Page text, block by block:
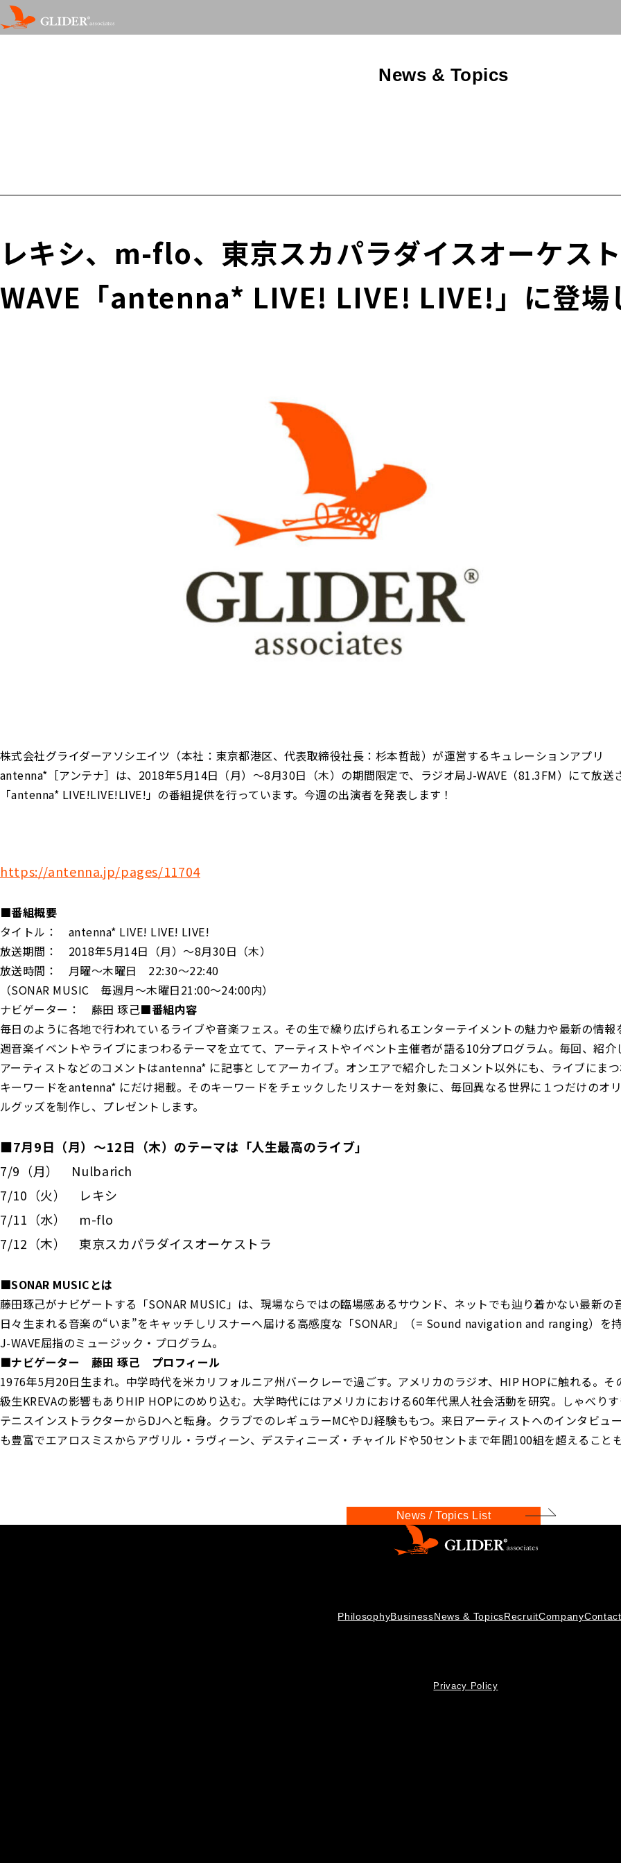
News & Topics
レキシ、m-flo、東京スカパラダイスオーケ
WAVE「antenna* LIVE! LIVE! LIVE!」に登場
株式会社グライダーアソシエイツ（本社：東京都港区、代表取締役社長：杉本哲哉）が運営するキュレーションアプリ
antenna*［アンテナ］は、2018年5月14日（月）〜8月30日（木）の期間限定で、ラジオ局J-WAVE（81.3FM）にて放送
「antenna* LIVE!LIVE!LIVE!」の番組提供を行っています。今週の出演者を発表します！
https://antenna.jp/pages/11704
■番組概要
タイトル： antenna* LIVE! LIVE! LIVE!
放送期間： 2018年5月14日（月）〜8月30日（木）
放送時間： 月曜〜木曜日 22:30〜22:40
（SONAR MUSIC 毎週月～木曜日21:00～24:00内）
ナビゲーター： 藤田 琢己■番組内容
毎日のように各地で行われているライブや音楽フェス。その生で繰り広げられるエンターテイメントの魅力や最新の情報
週音楽イベントやライブにまつわるテーマを立てて、アーティストやイベント主催者が語る10分プログラム。毎回、紹介
アーティストなどのコメントはantenna* に記事としてアーカイブ。オンエアで紹介したコメント以外にも、ライブにま
キーワードをantenna* にだけ掲載。そのキーワードをチェックしたリスナーを対象に、毎回異なる世界に１つだけのオ
ルグッズを制作し、プレゼントします。
■7月9日（月）〜12日（木）のテーマは「人生最高のライブ」
7/9（月） Nulbarich
7/10（火） レキシ
7/11（水） m-flo
7/12（木） 東京スカパラダイスオーケストラ
■SONAR MUSICとは
藤田琢己がナビゲートする「SONAR MUSIC」は、現場ならではの臨場感あるサウンド、ネットでも辿り着かない最新の
日々生まれる音楽の“いま”をキャッチしリスナーへ届ける高感度な「SONAR」（= Sound navigation and ranging）を
J-WAVE屈指のミュージック・プログラム。
■ナビゲーター 藤田 琢己 プロフィール
1976年5月20日生まれ。中学時代を米カリフォルニア州バークレーで過ごす。アメリカのラジオ、HIP HOPに触れる。そ
級生KREVAの影響もありHIP HOPにのめり込む。大学時代にはアメリカにおける60年代黒人社会活動を研究。しゃべり
テニスインストラクターからDJへと転身。クラブでのレギュラーMCやDJ経験ももつ。来日アーティストへのインタビュ
も豊富でエアロスミスからアヴリル・ラヴィーン、デスティニーズ・チャイルドや50セントまで年間100組を超えること
News / Topics List
PhilosophyBusinessNews & TopicsRecruitCompanyContact
Privacy Policy